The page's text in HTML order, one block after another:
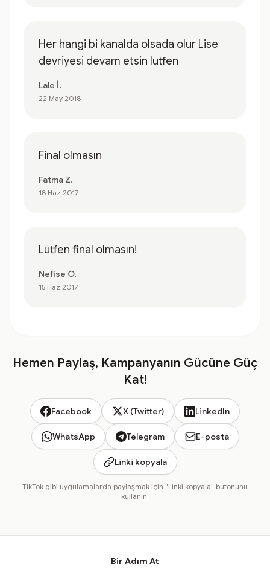
Her hangi bi kanalda olsada olur Lise
devriyesi devam etsin lutfen
Lale İ.
22 May 2018
Final olmasın
Fatma Z.
18 Haz 2017
Lütfen final olmasın!
Nefise Ö.
15 Haz 2017
Hemen Paylaş, Kampanyanın Gücüne Güç
Kat!
Facebook X (Twitter) LinkedIn
WhatsApp Telegram E-posta
Linki kopyala
TikTok gibi uygulamalarda paylaşmak için "Linki kopyala" butonunu
kullanın.
Bir Adım At